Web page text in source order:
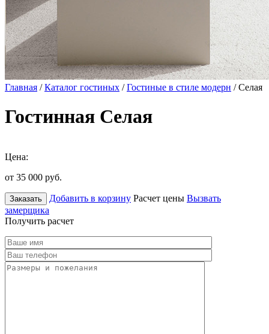
Главная /Каталог гостиных /Гостиные в стиле модерн / Селая
Гостинная Селая
Цена:
от 35 000 руб.
Заказать Добавить в корзину Расчет цены Вызвать
замерщика
Получить расчет